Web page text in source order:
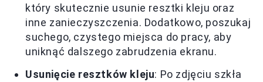
który skutecznie usunie resztki kleju oraz
inne zanieczyszczenia. Dodatkowo, poszukaj
suchego, czystego miejsca do pracy, aby
uniknąć dalszego zabrudzenia ekranu.
Usunięcie resztków kleju: Po zdjęciu szkła